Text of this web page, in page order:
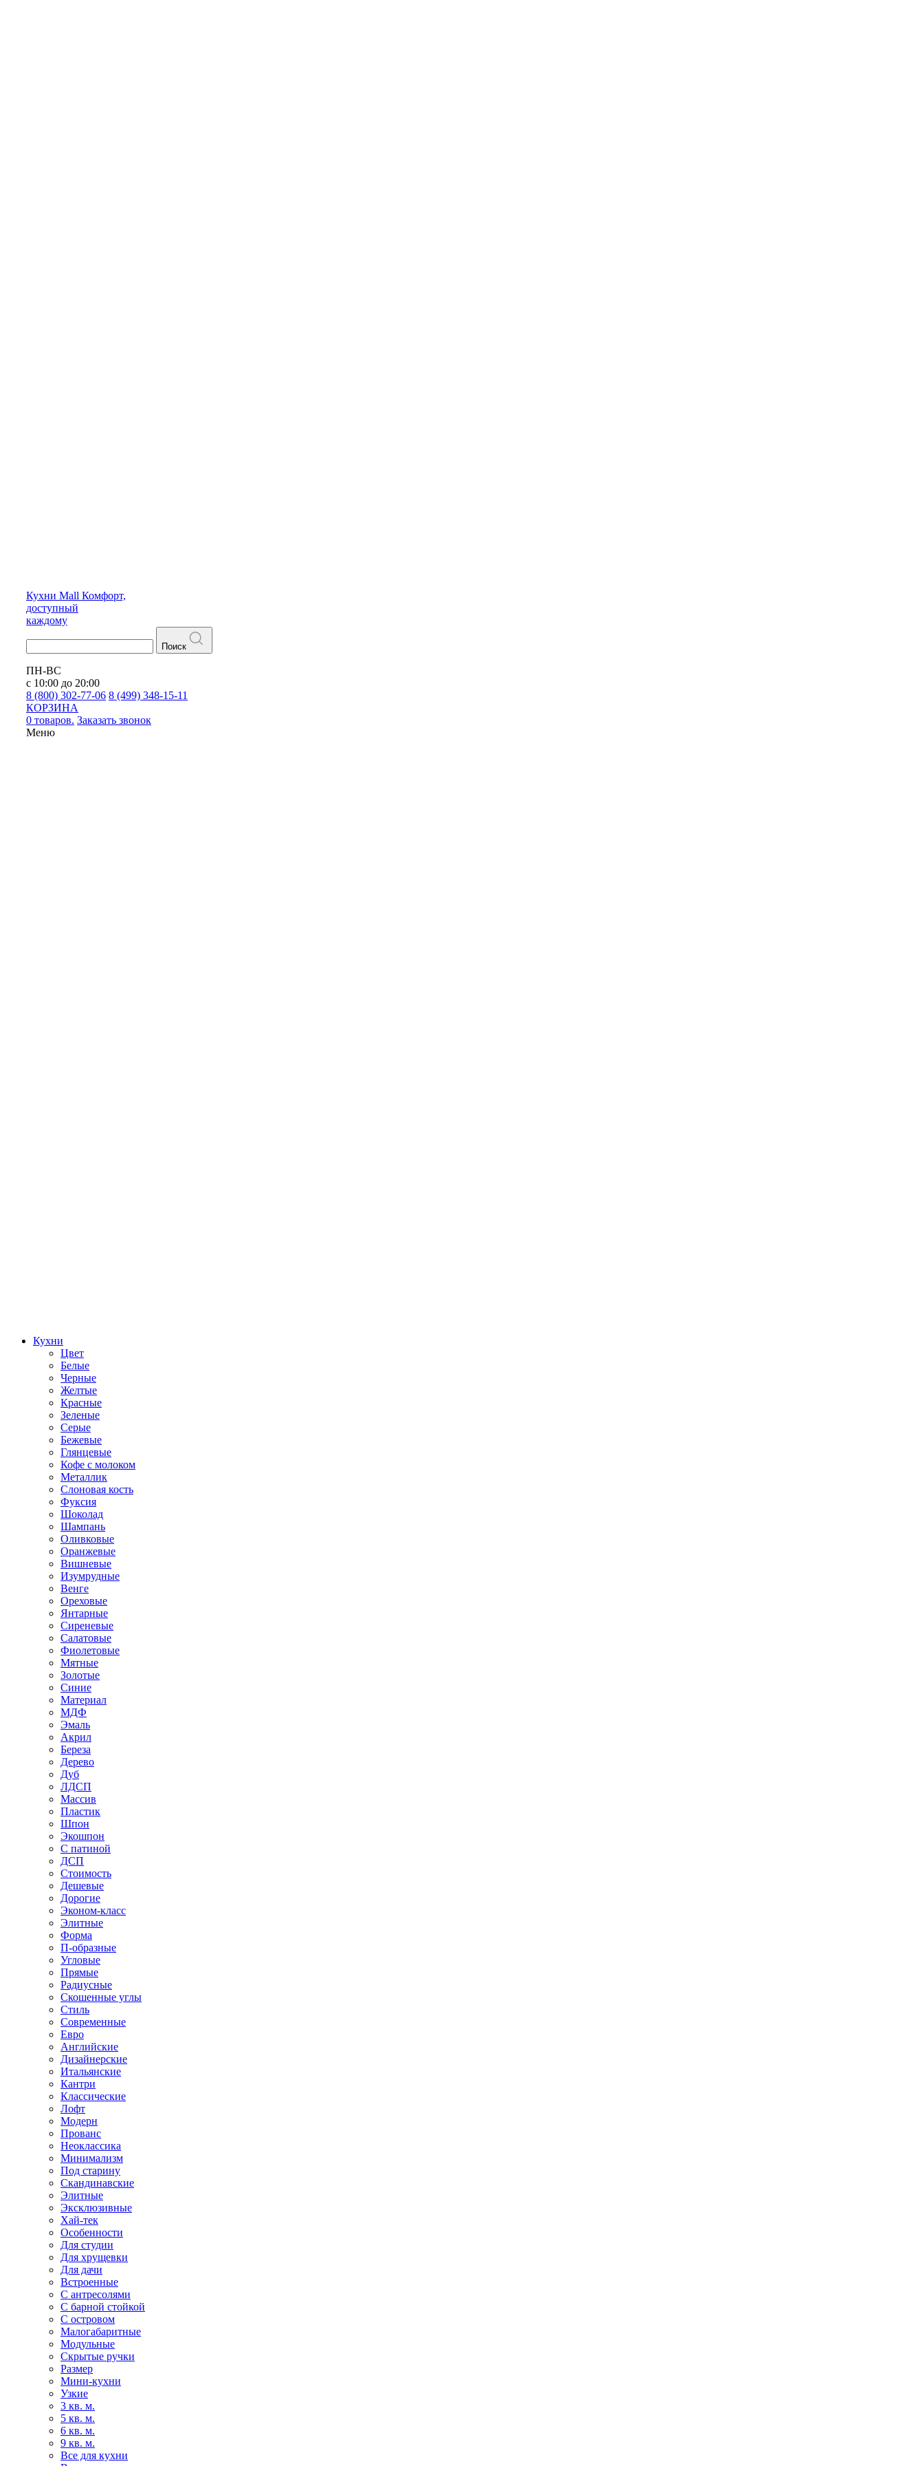
Кухни Mall Комфорт,
доступный
каждому
Поиск
ПН-ВС
с 10:00 до 20:00
8 (800) 302-77-06 8 (499) 348-15-11
КОРЗИНА
0 товаров. Заказать звонок
Меню
Кухни
Цвет
Белые
Черные
Желтые
Красные
Зеленые
Серые
Бежевые
Глянцевые
Кофе с молоком
Металлик
Слоновая кость
Фуксия
Шоколад
Шампань
Оливковые
Оранжевые
Вишневые
Изумрудные
Венге
Ореховые
Янтарные
Сиреневые
Салатовые
Фиолетовые
Мятные
Золотые
Синие
Материал
МДФ
Эмаль
Акрил
Береза
Дерево
Дуб
ЛДСП
Массив
Пластик
Шпон
Экошпон
С патиной
ДСП
Стоимость
Дешевые
Дорогие
Эконом-класс
Элитные
Форма
П-образные
Угловые
Прямые
Радиусные
Скошенные углы
Стиль
Современные
Евро
Английские
Дизайнерские
Итальянские
Кантри
Классические
Лофт
Модерн
Прованс
Неоклассика
Минимализм
Под старину
Скандинавские
Элитные
Эксклюзивные
Хай-тек
Особенности
Для студии
Для хрущевки
Для дачи
Встроенные
С антресолями
С барной стойкой
С островом
Малогабаритные
Модульные
Скрытые ручки
Размер
Мини-кухни
Узкие
3 кв. м.
5 кв. м.
6 кв. м.
9 кв. м.
Все для кухни